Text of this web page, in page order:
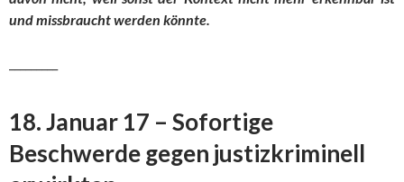
und missbraucht werden könnte.
18. Januar 17 – Sofortige
Beschwerde gegen justizkriminell